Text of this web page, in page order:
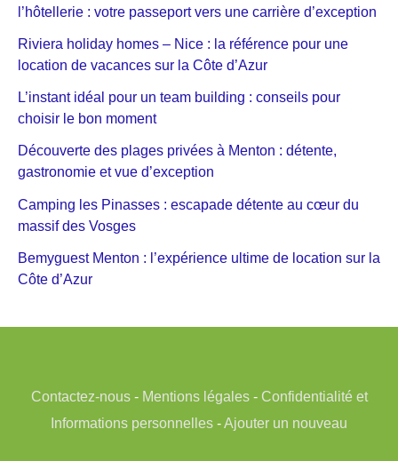
l’hôtellerie : votre passeport vers une carrière d’exception
Riviera holiday homes – Nice : la référence pour une
location de vacances sur la Côte d’Azur
L’instant idéal pour un team building : conseils pour
choisir le bon moment
Découverte des plages privées à Menton : détente,
gastronomie et vue d’exception
Camping les Pinasses : escapade détente au cœur du
massif des Vosges
Bemyguest Menton : l’expérience ultime de location sur la
Côte d’Azur
Contactez-nous- Mentions légales- Confidentialité et
Informations personnelles -Ajouter un nouveau